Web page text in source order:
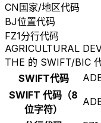
CN国家/地区代码
BJ位置代码
FZ1分行代码
AGRICULTURAL
THE 的 SWIFT/BIC
SWIFT代码
SWIFT 代码（8
位字符）